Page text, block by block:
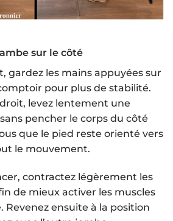
sur le côté
gardez les mains appuyées sur
pour plus de stabilité.
levez lentement une
pencher le corps du côté
que le pied reste orienté vers
le mouvement.
contractez légèrement les
de mieux activer les muscles
Revenez ensuite à la position